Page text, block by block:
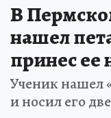
В
нашел
принес ее
Ученик нашел
и носил его